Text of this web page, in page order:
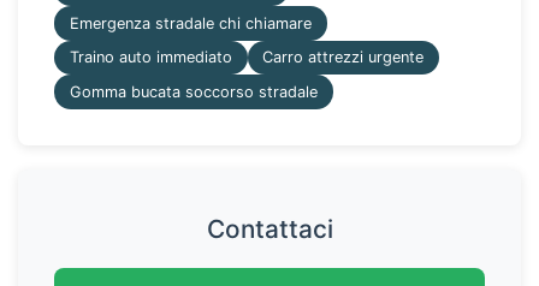
Emergenza stradale chi chiamare
Traino auto immediato
Carro attrezzi urgente
Gomma bucata soccorso stradale
Contattaci